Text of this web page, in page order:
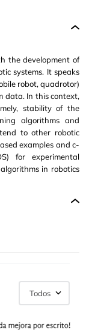
the development of
systems. It speaks
robot, quadrotor)
data. In this context,
stability of the
algorithms and
to other robotic
examples and c-
for experimental
in robotics
Todos